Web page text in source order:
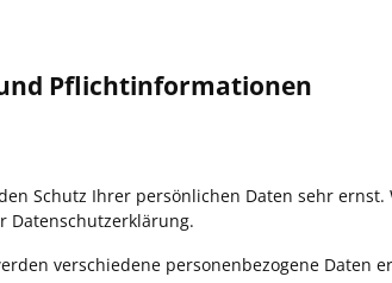
Pflicht­informationen
Schutz Ihrer persönlichen Daten sehr
Datenschutzerklärung.
verschiedene personenbezogene